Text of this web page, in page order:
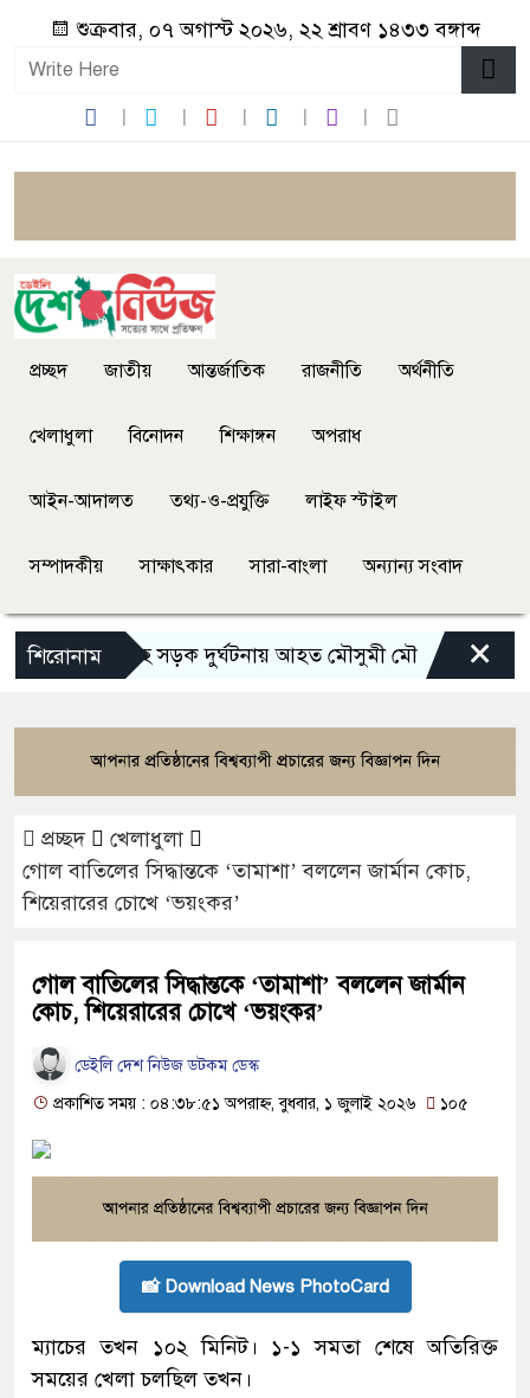
শুক্রবার, ০৭ অগাস্ট ২০২৬, ২২ শ্রাবণ ১৪৩৩ বঙ্গাব্দ
প্রচ্ছদ জাতীয় আন্তর্জাতিক রাজনীতি অর্থনীতি
খেলাধুলা বিনোদন শিক্ষাঙ্গন অপরাধ
আইন-আদালত তথ্য-ও-প্রযুক্তি লাইফ স্টাইল
সম্পাদকীয় সাক্ষাৎকার সারা-বাংলা অন্যান্য সংবাদ
শিরোনাম
ভয়াবহ সড়ক দুর্ঘটনায় আহত মৌসুমী মৌ রামেকে×
প্রচ্ছদ
খেলাধুলা
গোল বাতিলের সিদ্ধান্তকে ‘তামাশা’ বললেন জার্মান কোচ,
শিয়েরারের চোখে ‘ভয়ংকর’
গোল বাতিলের সিদ্ধান্তকে ‘তামাশা’ বললেন জার্মান
কোচ, শিয়েরারের চোখে ‘ভয়ংকর’
ডেইলি দেশ নিউজ ডটকম ডেস্ক
প্রকাশিত সময় : ০৪:৩৮:৫১ অপরাহ্ন, বুধবার, ১ জুলাই ২০২৬
১০৫
📸 Download News PhotoCard
ম্যাচের তখন ১০২ মিনিট। ১-১ সমতা শেষে অতিরিক্ত
সময়ের খেলা চলছিল তখন।